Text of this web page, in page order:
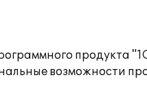
продукта
возможности